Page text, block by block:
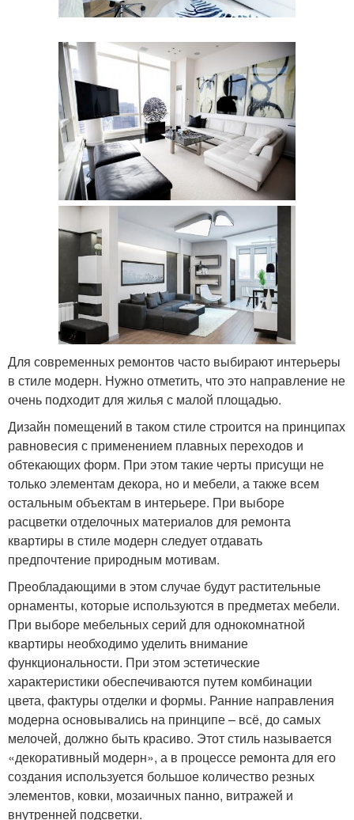
Для современных ремонтов часто выбирают интерьеры
в стиле модерн. Нужно отметить, что это направление не
очень подходит для жилья с малой площадью.
Дизайн помещений в таком стиле строится на принципах
равновесия с применением плавных переходов и
обтекающих форм. При этом такие черты присущи не
только элементам декора, но и мебели, а также всем
остальным объектам в интерьере. При выборе
расцветки отделочных материалов для ремонта
квартиры в стиле модерн следует отдавать
предпочтение природным мотивам.
Преобладающими в этом случае будут растительные
орнаменты, которые используются в предметах мебели.
При выборе мебельных серий для однокомнатной
квартиры необходимо уделить внимание
функциональности. При этом эстетические
характеристики обеспечиваются путем комбинации
цвета, фактуры отделки и формы. Ранние направления
модерна основывались на принципе – всё, до самых
мелочей, должно быть красиво. Этот стиль называется
«декоративный модерн», а в процессе ремонта для его
создания используется большое количество резных
элементов, ковки, мозаичных панно, витражей и
внутренней подсветки.